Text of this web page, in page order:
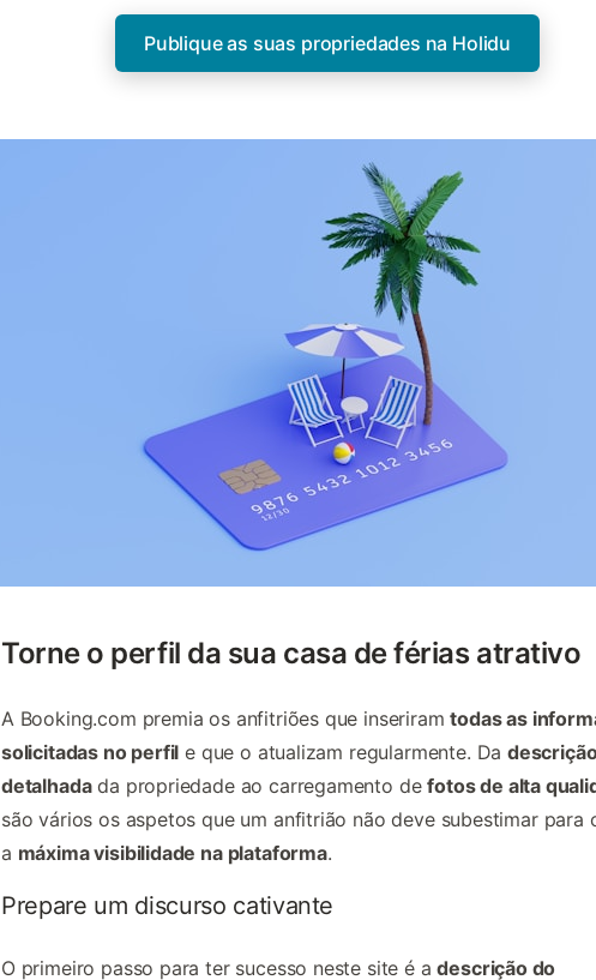
Publique as suas propriedades na Holidu
Torne o perfil da sua casa de férias atrativo
A Booking.com premia os anfitriões que inseriramtodas as
solicitadas no perfil e que o atualizam regularmente. Da
detalhadada propriedade ao carregamento defotos de alta
são vários os aspetos que um anfitrião não deve subestimar para
a máxima visibilidade na plataforma.
Prepare um discurso cativante
O primeiro passo para ter sucesso neste site é adescrição do